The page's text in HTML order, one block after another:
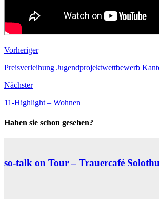
Vorheriger
Preisverleihung Jugendprojektwettbewerb
Nächster
11-Highlight – Wohnen
Haben sie schon gesehen?
so-talk on Tour – Trauercafé